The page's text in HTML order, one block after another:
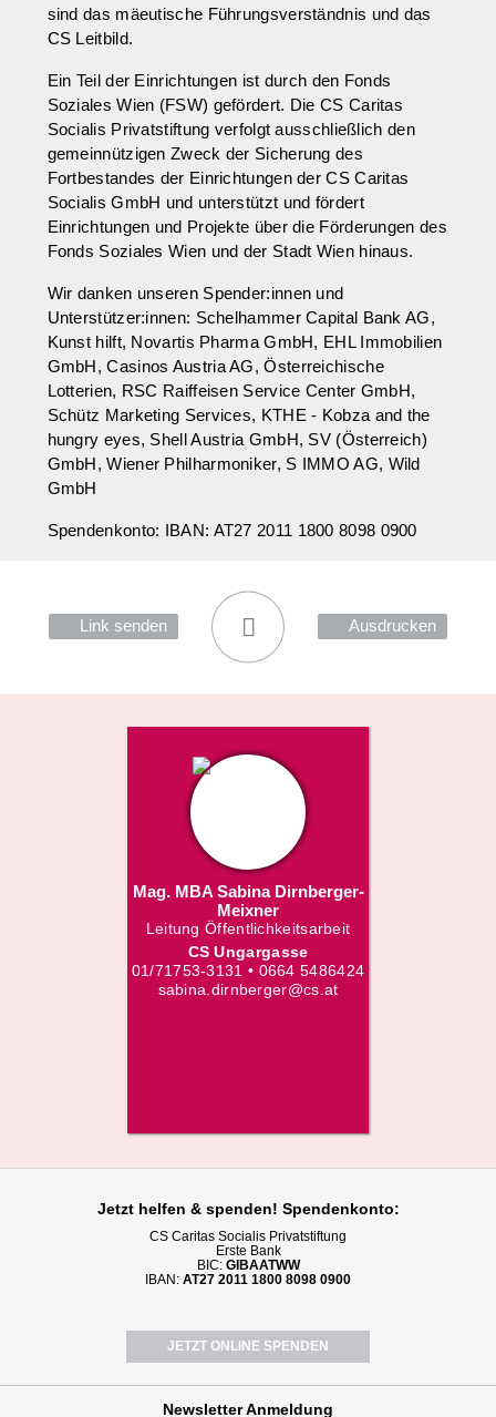
sind das mäeutische Führungsverständnis und das
CS Leitbild.
Ein Teil der Einrichtungen ist durch den Fonds
Soziales Wien (FSW) gefördert. Die CS Caritas
Socialis Privatstiftung verfolgt ausschließlich den
gemeinnützigen Zweck der Sicherung des
Fortbestandes der Einrichtungen der CS Caritas
Socialis GmbH und unterstützt und fördert
Einrichtungen und Projekte über die Förderungen des
Fonds Soziales Wien und der Stadt Wien hinaus.
Wir danken unseren Spender:innen und
Unterstützer:innen: Schelhammer Capital Bank AG,
Kunst hilft, Novartis Pharma GmbH, EHL Immobilien
GmbH, Casinos Austria AG, Österreichische
Lotterien, RSC Raiffeisen Service Center GmbH,
Schütz Marketing Services, KTHE - Kobza and the
hungry eyes, Shell Austria GmbH, SV (Österreich)
GmbH, Wiener Philharmoniker, S IMMO AG, Wild
GmbH
Spendenkonto: IBAN: AT27 2011 1800 8098 0900
Link senden Ausdrucken
Mag. MBA Sabina Dirnberger-
Meixner
Leitung Öffentlichkeitsarbeit
CS Ungargasse
01/71753-3131 • 0664 5486424
sabina.dirnberger@cs.at
Jetzt helfen & spenden! Spendenkonto:
CS Caritas Socialis Privatstiftung
Erste Bank
BIC: GIBAATWW
IBAN: AT27 2011 1800 8098 0900
JETZT ONLINE SPENDEN
NewsletterAnmeldung